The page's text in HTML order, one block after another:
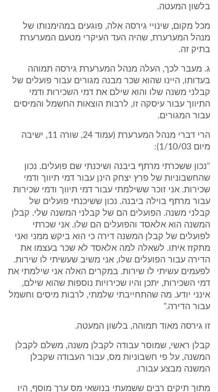
בלשון המעטה.
מכל מקום, שינויי גירסה אלה, פוגעים במהימנותו של
מנהל המערערת, שהיה העד העיקרי מטעם המערערת
בתיק זה.
ג. מעבר לכך, העלה מנהל המערערת גירסה תמוהה
בעדותו, היינו שהוא שכר מבנה מגורים עבור פועלים של
קבלני משנה שלו והוא שילם את דמי השכירות ודמי
התיווך עבור עיסקה זו, לרבות הוצאות החשמל והמיסים
עבור המגורים.
הרי דברי מנהל המערערת (עמוד 24, שורה 11, ישיבה
מיום 1/10/03):
"נכון ששכרתי מרתף ביבנה ושיכנתי שם פועלים. נכון
שהחשבוניות של פרץ יצחק הינן עבור דמי תיווך ודמי
שכירות. אני זוכר ששילמתי עבור דמי תיווך ודמי שכירות
עבור מרתף בוילה ביבנה. נכון ששיכנתי פועלים של
קבלני משנה. הפועלים הם של קבלני המשנה שלי. קבלן
המשנה הוא אלאסד והפועלים הם שלו. אני שכרתי
לפועלים של קבלן המשנה דירה כי הוא ביקש ממני ואני
מתקזז איתו. לשאלה למה אלאסד לא שכר בעצמו את
הדירה עבור הפועלים שלו, אני משיב שעשיתי לו שירות.
לפעמים עשיתי לו שירות. במקרים האלה אני שילמתי את
דמי השכירות, יתכן והיו שכירויות נוספות שהוא שילם,
אינני יודע. מה שהתחייבתי שלמתי, לרבות מיסים וחשמל
עבור הדירה."
זו גירסה מאוד תמוהה, בלשון המעטה.
קבלן ראשי, שמוסר עבודה לקבלן משנה, משלם לקבלן
המשנה, על פי חשבוניות מס, עבור העבודה שקבלן
המשנה מבצע עבורו.
מתוך תיקים רבים ששמעתי בנושאי מס ערך מוסף, היו